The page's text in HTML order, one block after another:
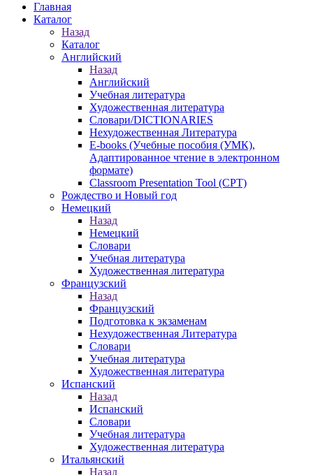
Главная
Каталог
Назад
Каталог
Английский
Назад
Английский
Учебная литература
Художественная литература
Словари/DICTIONARIES
Нехудожественная Литература
E-books (Учебные пособия (УМК),
Адаптированное чтение в электронном
формате)
Classroom Presentation Tool (CPT)
Рождество и Новый год
Немецкий
Назад
Немецкий
Словари
Учебная литература
Художественная литература
Французский
Назад
Французский
Подготовка к экзаменам
Нехудожественная Литература
Словари
Учебная литература
Художественная литература
Испанский
Назад
Испанский
Словари
Учебная литература
Художественная литература
Итальянский
Назад